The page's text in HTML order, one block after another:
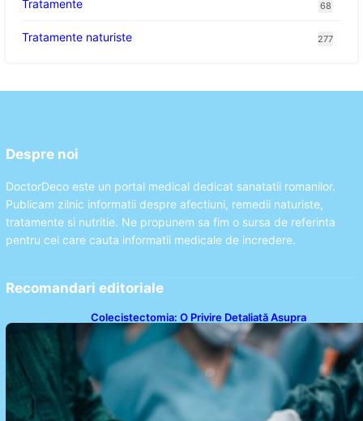
Tratamente 68
Tratamente naturiste 277
Despre noi
DoctorDeco este un portal medical dedicat sanatatii romanilor.
Publicam zilnic informatii despre afectiuni, remedii naturiste,
tratamente si nutritie. Ne propunem sa fim o sursa de referinta
pentru cei care cauta informatii medicale de incredere.
Recomandari editoriale
Colecistectomia: O Privire Detaliată Asupra
Intervenției Chirurgicale și Impactul Său Asupra
Sănătății